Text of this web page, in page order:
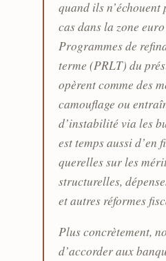
quand ils n’échouent
cas dans la zone
Programmes de
terme (PRLT) du
opèrent comme des
camouflage ou
d’instabilité via les
est temps aussi d’en
querelles sur les
structurelles,
et autres réformes
Plus concrètement,
d’accorder aux